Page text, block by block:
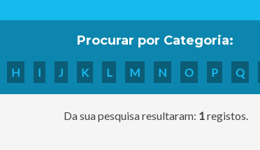
Procurar por Categoria:
H I J K L M N O P Q
Da sua pesquisa resultaram: 1 registos.